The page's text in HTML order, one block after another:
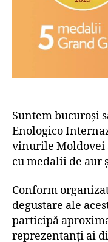
Suntem bucuroși
Enologico
vinurile Moldovei
cu medalii de aur
Conform
degustare ale
participă
reprezentanți ai